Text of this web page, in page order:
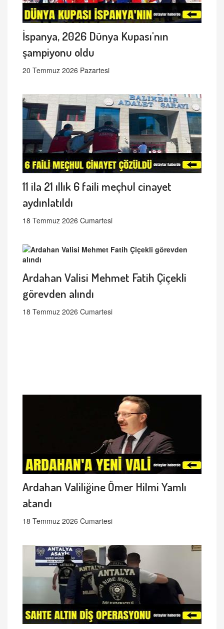
İspanya, 2026 Dünya Kupası'nın
şampiyonu oldu
20 Temmuz 2026 Pazartesi
11 ila 21 ıllık 6 faili meçhul cinayet
aydınlatıldı
18 Temmuz 2026 Cumartesi
Ardahan Valisi Mehmet Fatih Çiçekli
görevden alındı
18 Temmuz 2026 Cumartesi
Ardahan Valiliğine Ömer Hilmi Yamlı
atandı
18 Temmuz 2026 Cumartesi